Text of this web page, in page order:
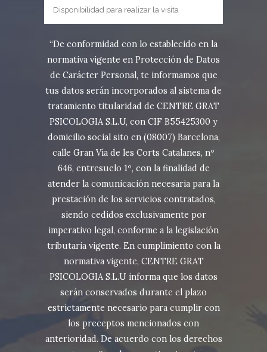
“De conformidad con lo establecido en la
normativa vigente en Protección de Datos
de Carácter Personal, te informamos que
tus datos serán incorporados al sistema de
tratamiento titularidad de CENTRE GRAT
PSICOLOGIA S.L.U, con CIF B55425300 y
domicilio social sito en (08007) Barcelona,
calle Gran Vía de les Corts Catalanes, nº
646, entresuelo 1º, con la finalidad de
atender la comunicación necesaria para la
prestación de los servicios contratados,
siendo cedidos exclusivamente por
imperativo legal, conforme a la legislación
tributaria vigente. En cumplimiento con la
normativa vigente, CENTRE GRAT
PSICOLOGIA S.L.U informa que los datos
serán conservados durante el plazo
estrictamente necesario para cumplir con
los preceptos mencionados con
anterioridad. De acuerdo con los derechos